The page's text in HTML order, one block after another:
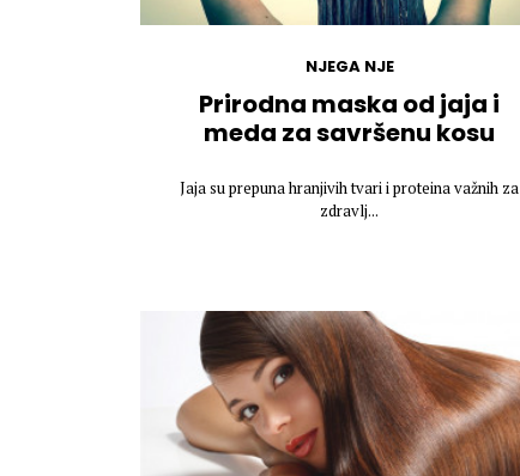
NJEGA NJE
Prirodna maska od jaja i
meda za savršenu kosu
Jaja su prepuna hranjivih tvari i proteina važnih za
zdravlj...